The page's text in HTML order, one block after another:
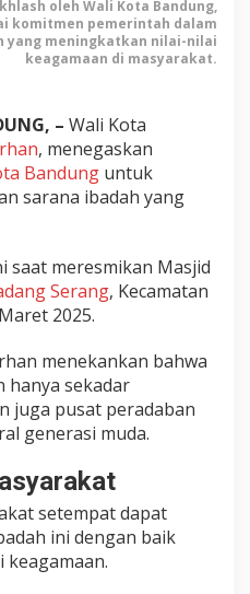
oleh Wali Kota Bandung,
komitmen pemerintah dalam
yang meningkatkan nilai-nilai
keagamaan di masyarakat.
– Wali Kota
, menegaskan
Bandung untuk
sarana ibadah yang
saat meresmikan Masjid
Serang, Kecamatan
2025.
menekankan bahwa
hanya sekadar
juga pusat peradaban
generasi muda.
setempat dapat
ini dengan baik